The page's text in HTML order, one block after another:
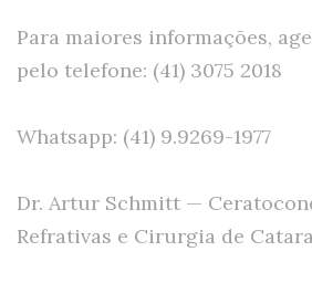
Para maiores informações,
pelo telefone: (41) 3075 2018
Whatsapp: (41) 9.9269-1977
Dr. Artur Schmitt —
Refrativas e Cirurgia de